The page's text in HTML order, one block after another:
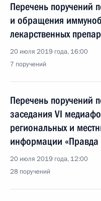
Перечень поручений
и обращения
лекарственных
20 июля 2019 года, 16:00
7 поручений
Перечень поручений
заседания VI
региональных и
информации «Правда
20 июля 2019 года, 12:00
28 поручений